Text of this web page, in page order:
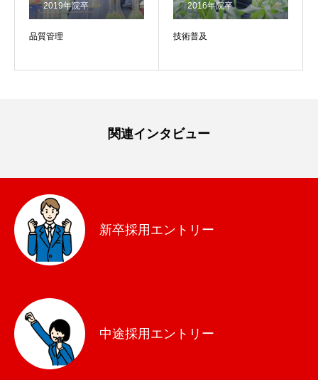
品質管理
2019年院卒
技術普及
2016年院卒
関連インタビュー
新卒採用エントリー
中途採用エントリー